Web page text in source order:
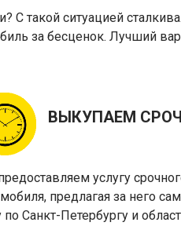
С такой ситуацией
за бесценок. Лучший
ВЫКУПАЕМ
услугу
предлагая за него
по Санкт-Петербургу и